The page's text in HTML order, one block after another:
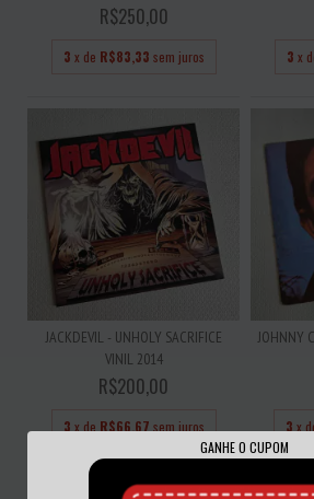
GANHE O CUPOM
R$250,00
3 x de R$83,33 sem juros 3 x
JACKDEVIL - UNHOLY SACRIFICE
VINIL 2014
R$200,00
3 x de R$66,67 sem juros
JOHNNY
3 x